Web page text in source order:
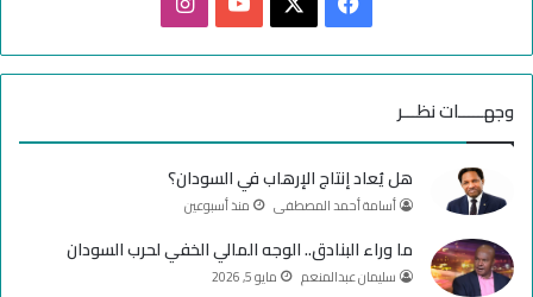
ي
ب
و
ك
X
Y
u
T
u
b
ن
ت
ق
وجهـــــات نظـــر
هل يُعاد إنتاج الإرهاب في السودان؟
أسامة أحمد المصطفى منذ أسبوعين
ما وراء البنادق.. الوجه المالي الخفي لحرب السودان
سليمان عبدالمنعم مايو 5, 2026